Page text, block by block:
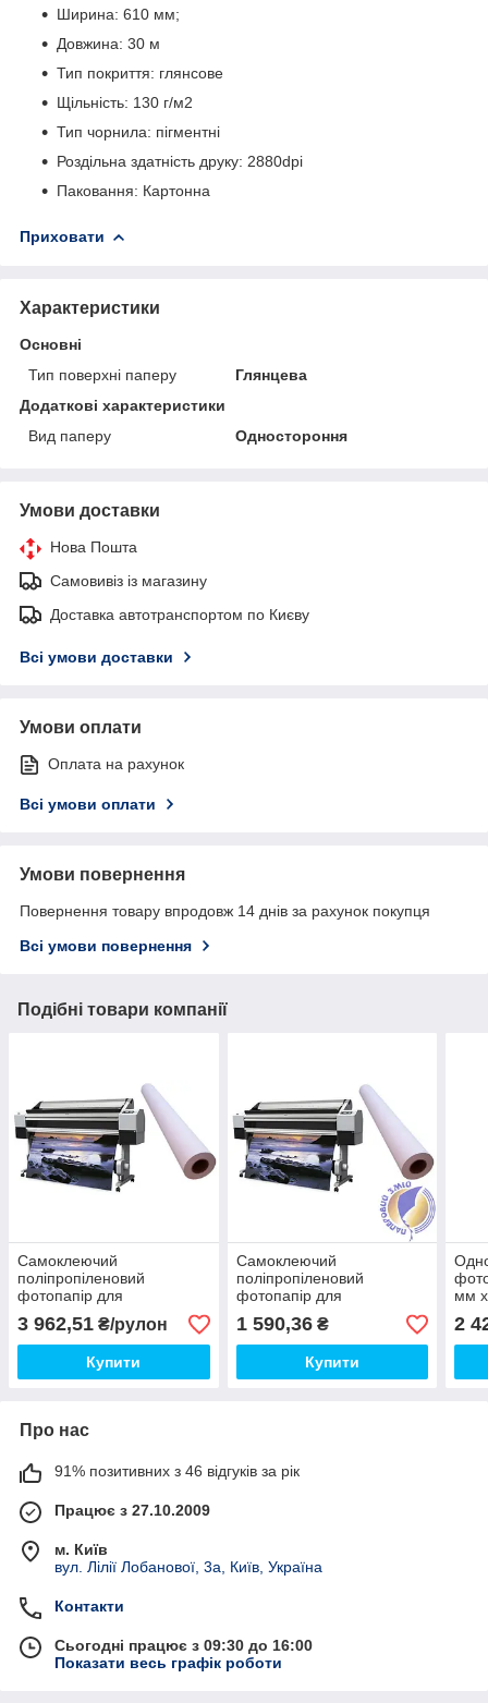
Ширина: 610 мм;
Довжина: 30 м
Тип покриття: глянсове
Щільність: 130 г/м2
Тип чорнила: пігментні
Роздільна здатність друку: 2880dpi
Паковання: Картонна
Приховати
Характеристики
Основні
Тип поверхні паперу
Глянцева
Додаткові характеристики
Вид паперу
Одностороння
Умови доставки
Нова Пошта
Самовивіз із магазину
Доставка автотранспортом по Києву
Всі умови доставки
Умови оплати
Оплата на рахунок
Всі умови оплати
Умови повернення
Повернення товару впродовж 14 днів за рахунок покупця
Всі умови повернення
Подібні товари компанії
Самоклеючий
поліпропіленовий
фотопапір для
струменевих принтерів,
матова, 130 г/м2, 1520 мм
х 30 м
3 962,51 ₴/рулон
Купити
Самоклеючий
поліпропіленовий
фотопапір для
струменевих принтерів,
матова, 130 г/м2, 610 мм
x 30 м
1 590,36₴
Купити
мм х
2
Про нас
91% позитивних з 46 відгуків за рік
Працює з 27.10.2009
м. Київ
вул. Лілії Лобанової, 3а, Київ, Україна
Контакти
Сьогодні працює з 09:30 до 16:00
Показати весь графік роботи